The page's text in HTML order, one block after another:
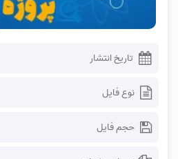
تاریخ انتشار
نوع فایل
حجم فایل